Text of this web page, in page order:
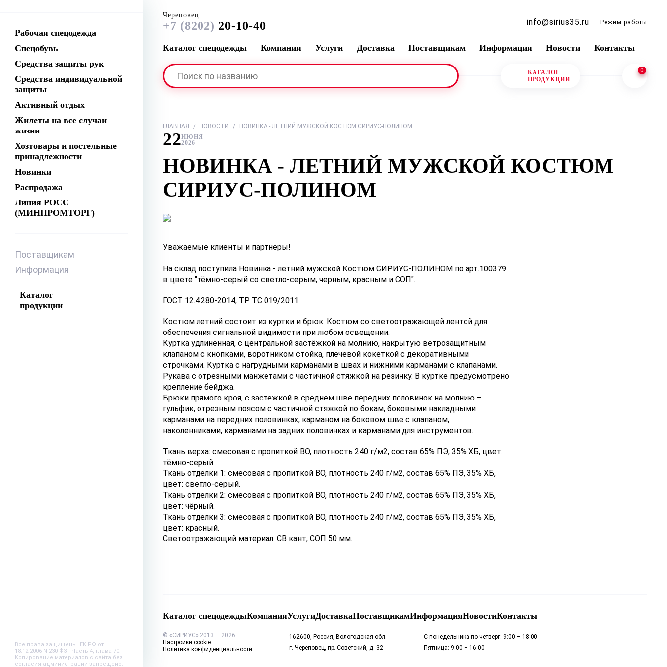
Рабочая спецодежда
Спецобувь
Средства защиты рук
Средства индивидуальной
защиты
Активный отдых
Жилеты на все случаи
жизни
Хозтовары и постельные
принадлежности
Новинки
Распродажа
Линия РОСС
(МИНПРОМТОРГ)
Поставщикам
Информация
Каталог
продукции
Все права защищены. ГК РФ от
18.12.2006 N 230-ФЗ - Часть 4, глава 70.
Копирование материалов с сайта без
согласия администрации запрещено.
Череповец:
+7 (8202) 20-10-40 info@sirius35.ru Режим работы
Каталог спецодежды Компания Услуги Доставка Поставщикам Информация Новости Контакты
КАТАЛОГ
ПРОДУКЦИИ
0
ГЛАВНАЯ / НОВОСТИ / НОВИНКА - ЛЕТНИЙ МУЖСКОЙ КОСТЮМ СИРИУС-ПОЛИНОМ
22ИЮНЯ
2026
НОВИНКА - ЛЕТНИЙ МУЖСКОЙ КОСТЮМ
СИРИУС-ПОЛИНОМ
Уважаемые клиенты и партнеры!
На склад поступила Новинка - летний мужской Костюм СИРИУС-ПОЛИНОМ по арт.100379
в цвете "тёмно-серый со светло-серым, черным, красным и СОП".
ГОСТ 12.4.280-2014, ТР ТС 019/2011
Костюм летний состоит из куртки и брюк. Костюм со светоотражающей лентой для
обеспечения сигнальной видимости при любом освещении.
Куртка удлиненная, с центральной застёжкой на молнию, накрытую ветрозащитным
клапаном с кнопками, воротником стойка, плечевой кокеткой с декоративными
строчками. Куртка с нагрудными карманами в швах и нижними карманами с клапанами.
Рукава с отрезными манжетами с частичной стяжкой на резинку. В куртке предусмотрено
крепление бейджа.
Брюки прямого кроя, с застежкой в среднем шве передних половинок на молнию –
гульфик, отрезным поясом с частичной стяжкой по бокам, боковыми накладными
карманами на передних половинках, карманом на боковом шве с клапаном,
наколенниками, карманами на задних половинках и карманами для инструментов.
Ткань верха: смесовая с пропиткой ВО, плотность 240 г/м2, состав 65% ПЭ, 35% ХБ, цвет:
тёмно-серый.
Ткань отделки 1: смесовая с пропиткой ВО, плотность 240 г/м2, состав 65% ПЭ, 35% ХБ,
цвет: светло-серый.
Ткань отделки 2: смесовая с пропиткой ВО, плотность 240 г/м2, состав 65% ПЭ, 35% ХБ,
цвет: чёрный.
Ткань отделки 3: смесовая с пропиткой ВО, плотность 240 г/м2, состав 65% ПЭ, 35% ХБ,
цвет: красный.
Светоотражающий материал: СВ кант, СОП 50 мм.
Каталог спецодеждыКомпанияУслугиДоставкаПоставщикамИнформацияНовостиКонтакты
© «СИРИУС» 2013 — 2026
Настройки cookie
Политика конфиденциальности
162600, Россия, Вологодская обл.
г. Череповец, пр. Советский, д. 32
С понедельника по четверг: 9:00 – 18:00
Пятница: 9:00 – 16:00